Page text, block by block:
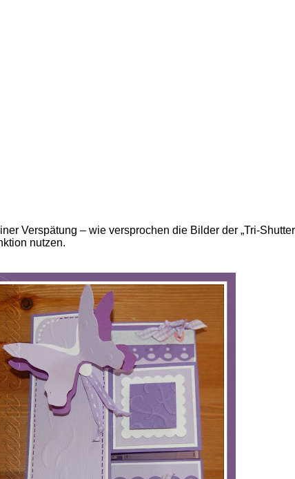
Verspätung – wie versprochen die Bilder der „Tri-
nutzen.